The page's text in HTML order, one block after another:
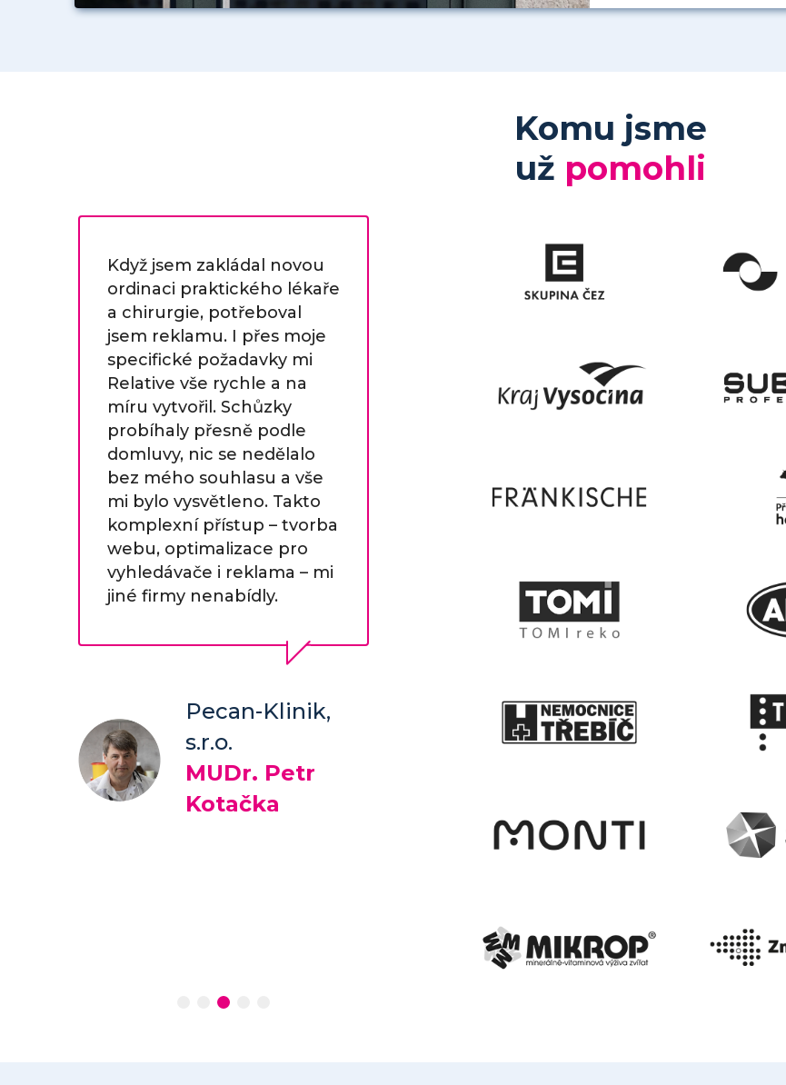
Komu jsme
už pomohli
Když jsem zakládal novou
ordinaci praktického lékaře
a chirurgie, potřeboval
jsem reklamu. I přes moje
specifické požadavky mi
Relative vše rychle a na
míru vytvořil. Schůzky
probíhaly přesně podle
domluvy, nic se nedělalo
bez mého souhlasu a vše
mi bylo vysvětleno. Takto
komplexní přístup – tvorba
webu, optimalizace pro
vyhledávače i reklama – mi
jiné firmy nenabídly.
Pecan-Klinik,
s.r.o.
MUDr. Petr
Kotačka
Situace je taková, že
konkurenční pily kolem
více, ale krom jiného si z
toho odnáším, že jsme
společně s Relativem
Pila Lesonice
Jakub Filipský
rychlá,